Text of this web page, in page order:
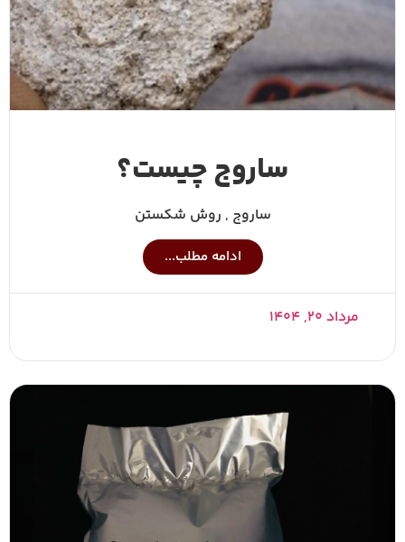
ساروج چیست؟
ساروج , روش شکستن
ادامه مطلب...
مرداد ۲۰, ۱۴۰۴